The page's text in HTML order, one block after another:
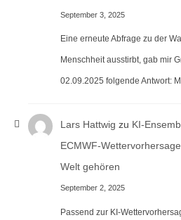
September 3, 2025
Eine erneute Abfrage zu der
Menschheit ausstirbt, gab mir
02.09.2025 folgende Antwort:
Lars Hattwig zu KI-
ECMWF-
Welt gehören
September 2, 2025
Passend zur KI-